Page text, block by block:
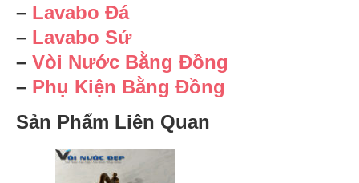
– Lavabo Đá
– Lavabo Sứ
– Vòi Nước Bằng Đồng
– Phụ Kiện Bằng Đồng
Sản Phẩm Liên Quan